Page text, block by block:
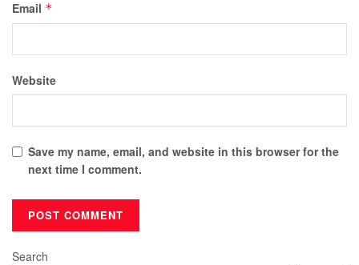
Email *
Website
Save my name, email, and website in this browser for the
next time I comment.
Search